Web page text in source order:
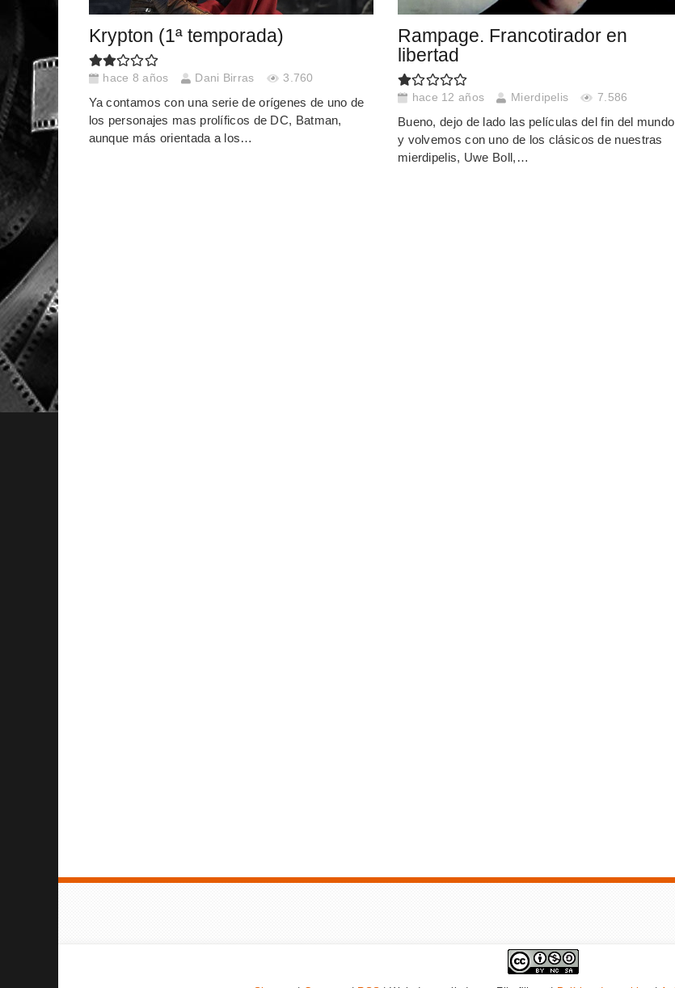
Krypton (1ª temporada)
hace 8 años Dani Birras 3.760
Ya contamos con una serie de orígenes de uno de
los personajes mas prolíficos de DC, Batman,
aunque más orientada a los…
Rampage. Francotirador en
libertad
hace 12 años Mierdipelis 7.586
Bueno, dejo de lado las películas del fin del mundo
y volvemos con uno de los clásicos de nuestras
mierdipelis, Uwe Boll,…